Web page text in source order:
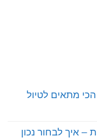
מתאים לטיול
– איך לבחור נכון